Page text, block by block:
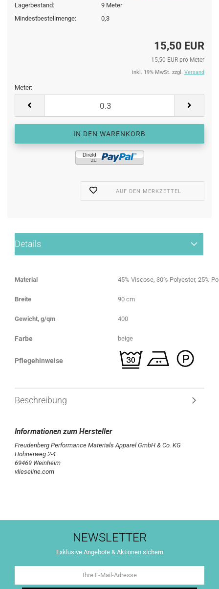
Lagerbestand: 9 Meter
Mindestbestellmenge:
0,3
15,50 EUR
15,50 EUR pro Meter
inkl. 19% MwSt. zzgl. Versand
Meter:
AUF DEN MERKZETTEL
Details
Material 45% Viscose, 30% Polyester, 25%
Breite 90 cm
Gewicht, g/qm 400
Farbe beige
Pflegehinweise
Beschreibung
Freudenberg Performance Materials Apparel GmbH & Co. KG
Höhnerweg 2-4
69469 Weinheim
vlieseline.com
NEWSLETTER
Exklusive Angebote & Aktionen sichern